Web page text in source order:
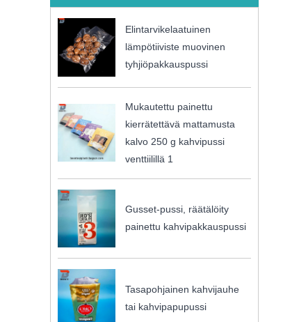
Elintarvikelaatuinen
lämpötiiviste muovinen
tyhjiöpakkauspussi
Mukautettu painettu
kierrätettävä mattamusta
kalvo 250 g kahvipussi
venttiilillä 1
Gusset-pussi, räätälöity
painettu kahvipakkauspussi
Tasapohjainen kahvijauhe
tai kahvipapupussi